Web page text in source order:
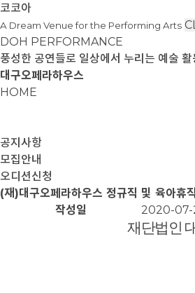
코코아
A Dream Venue for the Performing Arts
DOH PERFORMANCE
풍성한 공연들로 일상에서 누리는 예술 활
대구오페라하우스
HOME
공지사항
모집안내
오디션신청
(재)대구오페라하우스 정규직 및 육아휴
작성일
2020-07-
재단법인